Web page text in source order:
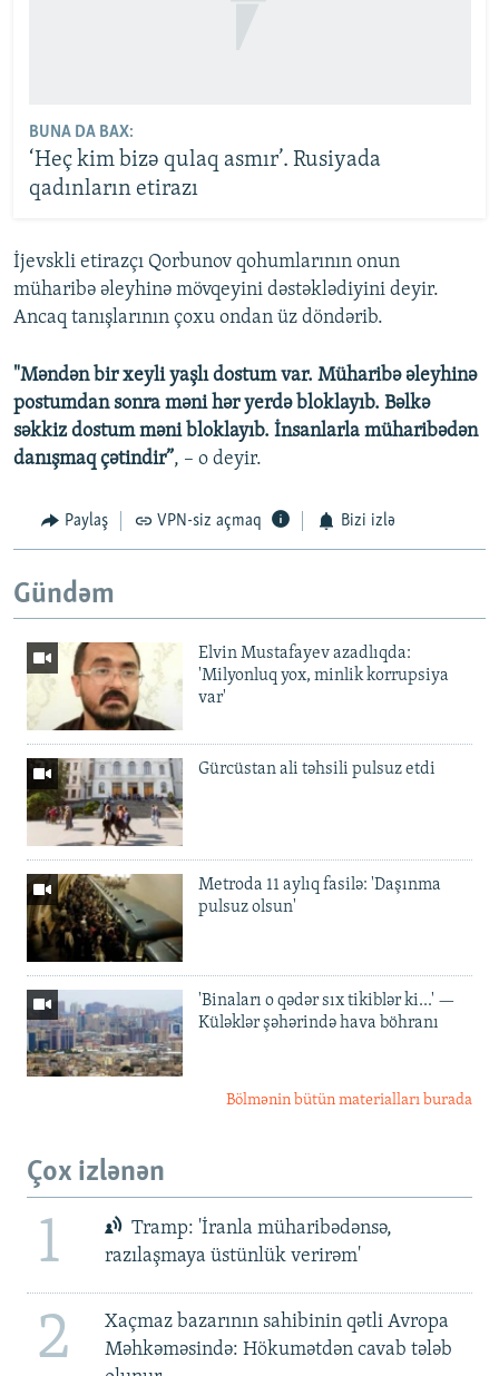
BUNA DA BAX:
‘Heç kim bizə qulaq asmır’. Rusiyada
qadınların etirazı
İjevskli etirazçı Qorbunov qohumlarının onun
müharibə əleyhinə mövqeyini dəstəklədiyini deyir.
Ancaq tanışlarının çoxu ondan üz döndərib.
"Məndən bir xeyli yaşlı dostum var. Müharibə əleyhinə
postumdan sonra məni hər yerdə bloklayıb. Bəlkə
səkkiz dostum məni bloklayıb. İnsanlarla müharibədən
danışmaq çətindir”, – o deyir.
Paylaş VPN-siz açmaq Bizi izlə
Gündəm
Elvin Mustafayev azadlıqda:
'Milyonluq yox, minlik korrupsiya
var'
Gürcüstan ali təhsili pulsuz etdi
Metroda 11 aylıq fasilə: 'Daşınma
pulsuz olsun'
'Binaları o qədər sıx tikiblər ki...' —
Küləklər şəhərində hava böhranı
Bölmənin bütün materialları burada
Çox izlənən
1
Tramp: 'İranla müharibədənsə,
razılaşmaya üstünlük verirəm'
2
Xaçmaz bazarının sahibinin qətli Avropa
Məhkəməsində: Hökumətdən cavab tələb